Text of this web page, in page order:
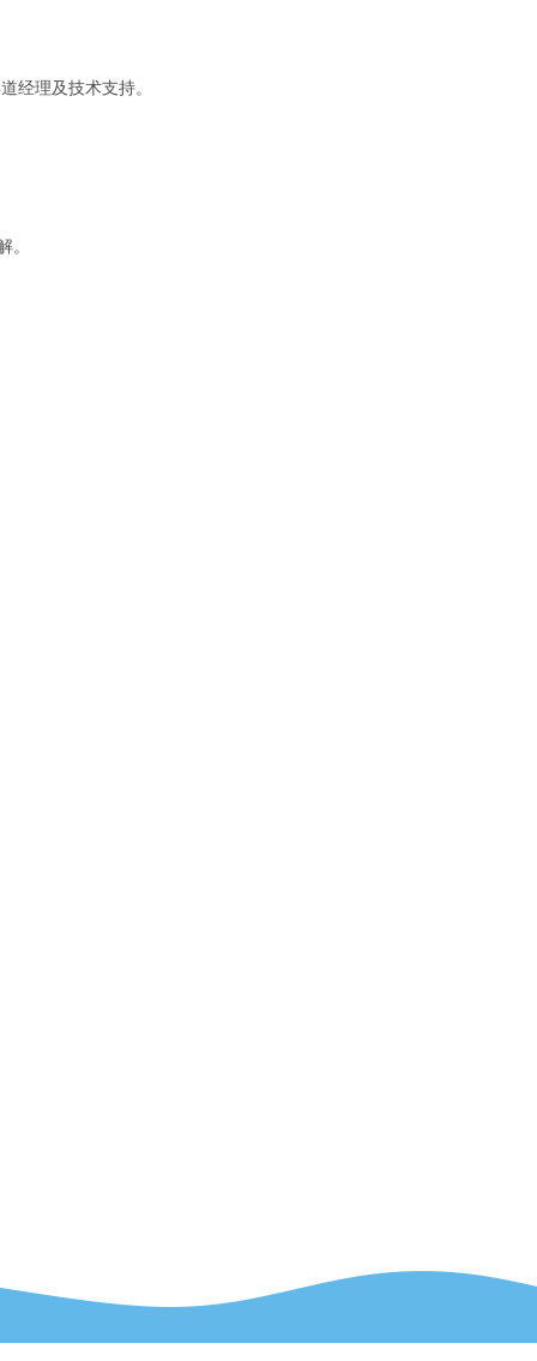
经理及技术支持。
。